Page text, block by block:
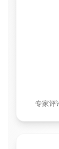
专家评